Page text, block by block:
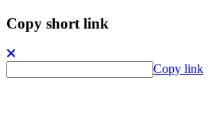
Copy short link
Copy link